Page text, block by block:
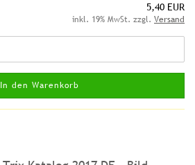
5,40 EUR
inkl. 19% MwSt. zzgl. Versand
In den Warenkorb